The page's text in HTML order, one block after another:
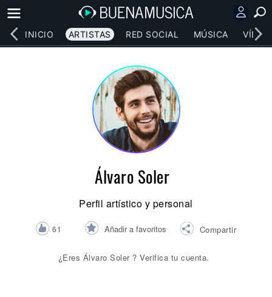
INICIO ARTISTAS RED SOCIAL MÚSICA
Álvaro Soler
Perfil artístico y personal
61 Añadir a favoritos Compartir
¿Eres Álvaro Soler ? Verifica tu cuenta.